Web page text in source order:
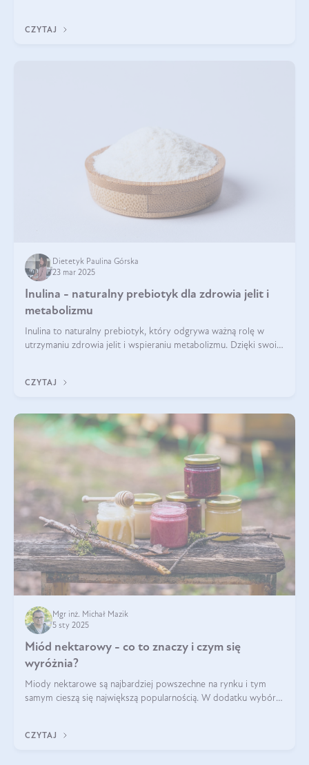
CZYTAJ
Dietetyk Paulina Górska
23 mar 2025
Inulina - naturalny prebiotyk dla zdrowia jelit i
metabolizmu
Inulina to naturalny prebiotyk, który odgrywa ważną rolę w
utrzymaniu zdrowia jelit i wspieraniu metabolizmu. Dzięki swoim
CZYTAJ
Mgr inż. Michał Mazik
5 sty 2025
Miód nektarowy - co to znaczy i czym się
wyróżnia?
Miody nektarowe są najbardziej powszechne na rynku i tym
samym cieszą się największą popularnością. W dodatku wybór
CZYTAJ